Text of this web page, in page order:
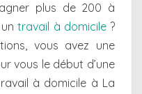
plus de 200 à
untravail à domicile?
vous avez une
vous le début d’une
à domicile à La